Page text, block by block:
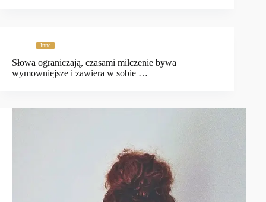
Inne
Słowa ograniczają, czasami milczenie bywa
wymowniejsze i zawiera w sobie …